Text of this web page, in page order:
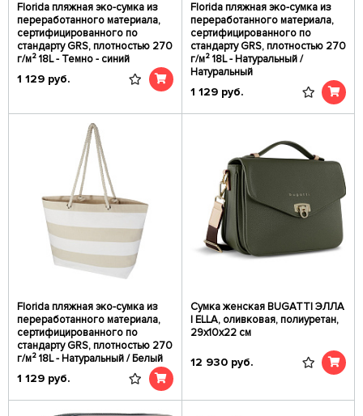
Florida пляжная эко-сумка из
переработанного материала,
сертифицированного по
стандарту GRS, плотностью 270
г/м² 18L - Темно - синий
1 129 руб.
Florida пляжная эко-сумка из
переработанного материала,
сертифицированного по
стандарту GRS, плотностью 270
г/м² 18L - Натуральный /
Натуральный
1 129 руб.
Florida пляжная эко-сумка из
переработанного материала,
сертифицированного по
стандарту GRS, плотностью 270
г/м² 18L - Натуральный / Белый
1 129 руб.
Сумка женская BUGATTI ЭЛЛА
| ELLA, оливковая, полиуретан,
29х10х22 см
12 930 руб.